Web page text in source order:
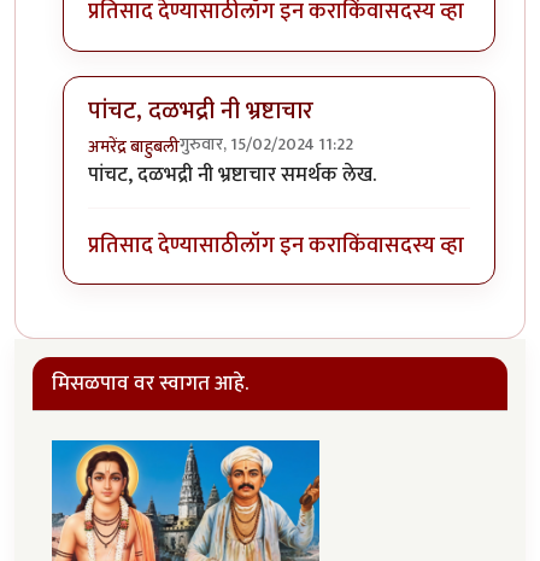
प्रतिसाद देण्यासाठीलॉग इन कराकिंवासदस्य व्हा
पांचट, दळभद्री नी भ्रष्टाचार
अमरेंद्र बाहुबलीगुरुवार, 15/02/2024 11:22
In reply toहा .... हा .... हा .... !byचौथा कोनाडा
पांचट, दळभद्री नी भ्रष्टाचार समर्थक लेख.
प्रतिसाद देण्यासाठीलॉग इन कराकिंवासदस्य व्हा
मिसळपाव वर स्वागत आहे.